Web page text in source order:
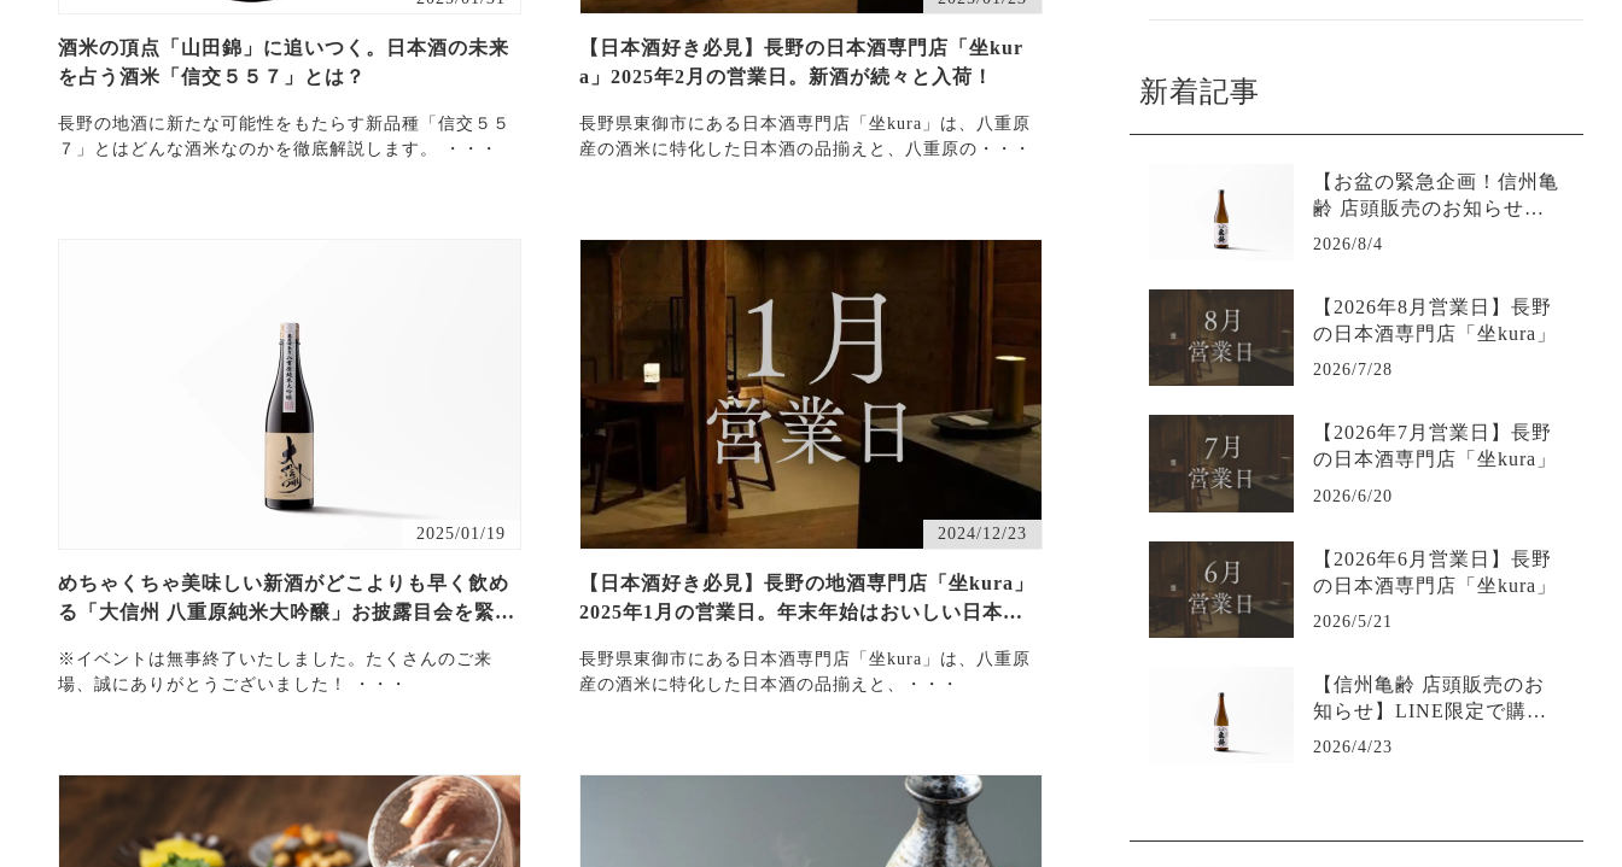
酒米の頂点「山田錦」に追いつく。日本酒の未来
を占う酒米「信交５５７」とは？
長野の地酒に新たな可能性をもたらす新品種「信交５５
７」とはどんな酒米なのかを徹底解説します。 ・・・
【日本酒好き必見】長野の日本酒専門店「坐kur
a」2025年2月の営業日。新酒が続々と入荷！
長野県東御市にある日本酒専門店「坐kura」は、八重原
産の酒米に特化した日本酒の品揃えと、八重原の・・・
2025/01/19
めちゃくちゃ美味しい新酒がどこよりも早く飲め
る「大信州 八重原純米大吟醸」お披露目会を緊急
※イベントは無事終了いたしました。たくさんのご来
場、誠にありがとうございました！ ・・・
2024/12/23
【日本酒好き必見】長野の地酒専門店「坐kura」
2025年1月の営業日。年末年始はおいしい日本酒
長野県東御市にある日本酒専門店「坐kura」は、八重原
産の酒米に特化した日本酒の品揃えと、・・・
新着記事
【お盆の緊急企画！信州亀
齢 店頭販売のお知らせ】L
INE限定で購入可能-日本酒
2026/8/4
【2026年8月営業日】長野
の日本酒専門店「坐kura」
2026/7/28
【2026年7月営業日】長野
の日本酒専門店「坐kura」
2026/6/20
【2026年6月営業日】長野
の日本酒専門店「坐kura」
2026/5/21
【信州亀齢 店頭販売のお
知らせ】LINE限定で購入
可能-日本酒専門店坐kura
2026/4/23